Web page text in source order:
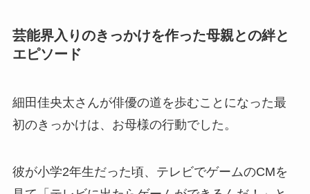
芸能界入りのきっかけを作った母親との絆と
エピソード
細田佳央太さんが俳優の道を歩むことになった最
初のきっかけは、お母様の行動でした。
彼が小学2年生だった頃、テレビでゲームのCMを